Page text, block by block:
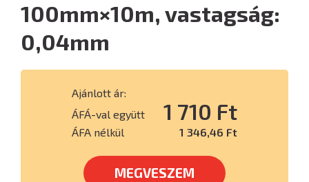
100mm×10m, vastagság:
0,04mm
Ajánlott ár:
ÁFÁ-val együtt
1 710 Ft
ÁFA nélkül 1 346,46 Ft
MEGVESZEM